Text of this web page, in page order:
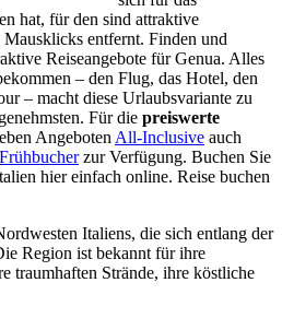
hat, für den sind attraktive
entfernt. Finden und
Reiseangebote für Genua. Alles
– den Flug, das Hotel, den
– macht diese Urlaubsvariante zu
Für die preiswerte
Angeboten All-Inclusive auch
Frühbucherzur Verfügung. Buchen Sie
hier einfach online. Reise buchen
Italiens, die sich entlang der
Region ist bekannt für ihre
traumhaften Strände, ihre köstliche